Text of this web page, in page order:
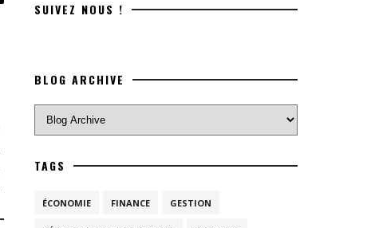
SUIVEZ NOUS !
BLOG ARCHIVE
TAGS
ÉCONOMIE FINANCE GESTION